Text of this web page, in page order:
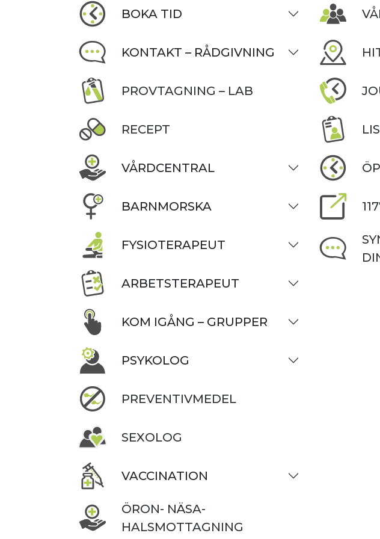
BOKA TID
KONTAKT – RÅDGIVNING
PROVTAGNING – LAB
RECEPT
VÅRDCENTRAL
BARNMORSKA
FYSIOTERAPEUT
ARBETSTERAPEUT
KOM IGÅNG – GRUPPER
PSYKOLOG
PREVENTIVMEDEL
SEXOLOG
VACCINATION
ÖRON- NÄSA-
HALSMOTTAGNING